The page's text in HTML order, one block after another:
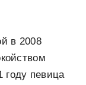
в 2008
году певица